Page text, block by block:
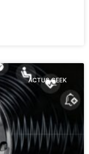
ACTUS GEEK